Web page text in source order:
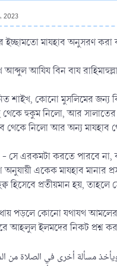
2023
ইচ্ছামতো মাযহাব অনুসরণ
আব্দুল আযিয বিন বায
শাইখ, কোনো মুসলিমের জন্য
হুকুম নিলো, আর সালাতের
থেকে নিলো আর অন্য মাযহাব
সে এরকমটা করতে পারবে না,
অনুযায়ী একেক মাযহাব মানার
হিসেবে প্রতীয়মান হয়, তাহলে
পড়লে কোনো যথাযথ
আহলুল ইলমদের নিকট প্রশ্ন
مسألة أخرى في الصلاة من